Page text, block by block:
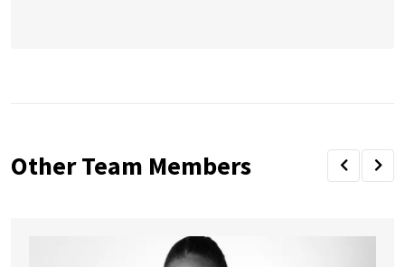
Other Team Members